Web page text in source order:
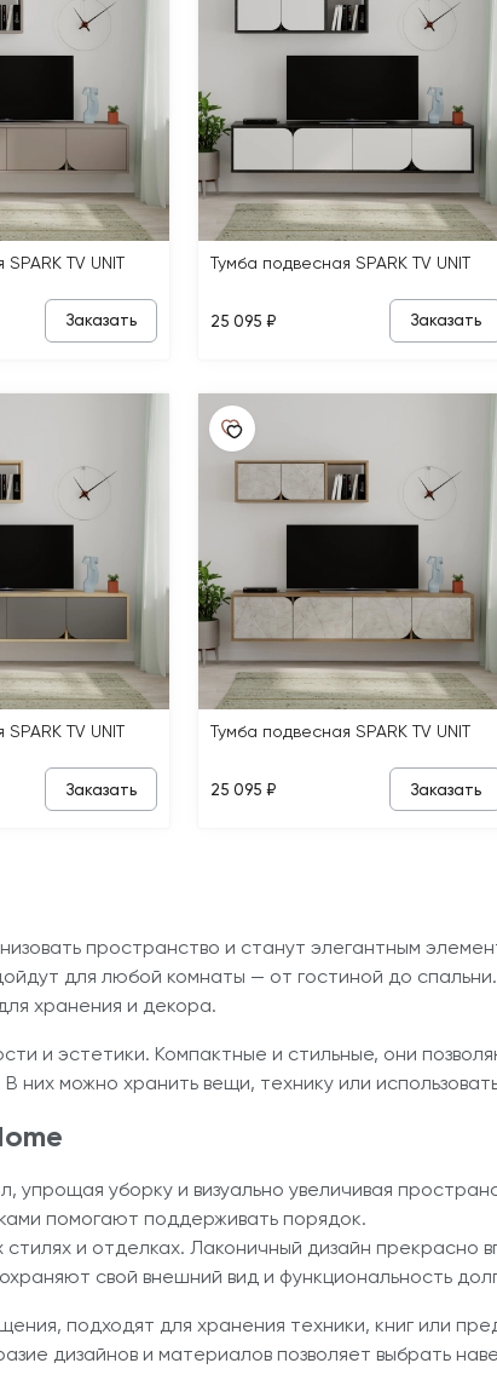
TV UNIT
Заказать
Тумба подвесная SPARK TV UNIT
25 095 ₽ Заказать
TV UNIT
Заказать
Тумба подвесная SPARK TV UNIT
25 095 ₽ Заказать
пространство и станут элегантным
для любой комнаты — от гостиной до
хранения и декора.
и эстетики. Компактные и стильные, они
них можно хранить вещи, технику или
упрощая уборку и визуально увеличивая
помогают поддерживать порядок.
и отделках. Лаконичный дизайн прекрасно
свой внешний вид и функциональность
подходят для хранения техники, книг или
дизайнов и материалов позволяет выбрать